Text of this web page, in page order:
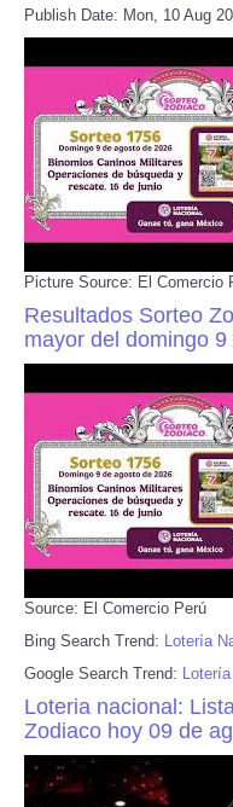
Publish Date: Mon, 10 Aug
Picture Source: El Comercio
Resultados Sorteo
mayor del domingo
Source: El Comercio Perú
Bing Search Trend: Lotería
Google Search Trend:
Loteria nacional:
Zodiaco hoy 09 de